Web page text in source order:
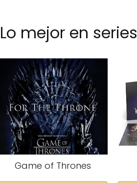
Lo mejor en series
Game of Thrones